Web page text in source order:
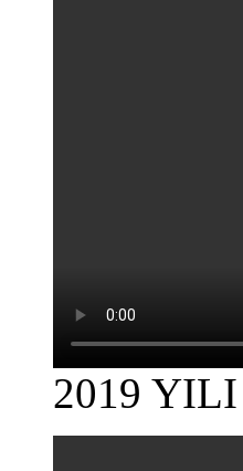
2019